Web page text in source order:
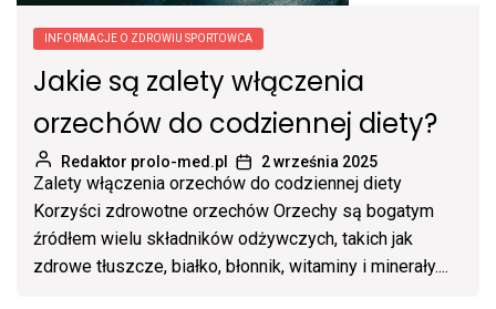
INFORMACJE O ZDROWIU SPORTOWCA
Jakie są zalety włączenia
orzechów do codziennej diety?
Redaktor prolo-med.pl 2 września 2025
Zalety włączenia orzechów do codziennej diety
Korzyści zdrowotne orzechów Orzechy są bogatym
źródłem wielu składników odżywczych, takich jak
zdrowe tłuszcze, białko, błonnik, witaminy i minerały....